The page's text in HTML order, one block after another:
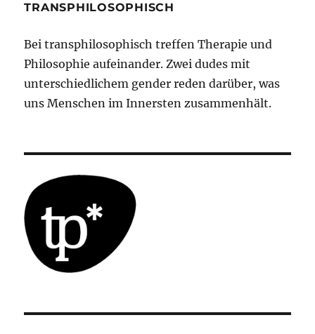
TRANSPHILOSOPHISCH
Bei transphilosophisch treffen Therapie und
Philosophie aufeinander. Zwei dudes mit
unterschiedlichem gender reden darüber, was
uns Menschen im Innersten zusammenhält.